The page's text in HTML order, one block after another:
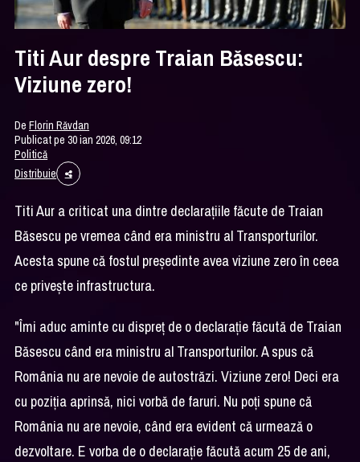
Titi Aur despre Traian Băsescu:
Viziune zero!
DeFlorin Răvdan
Publicat pe 30 ian 2026, 09:12
Politică
Distribuie
Titi Aur a criticat una dintre declaraţiile făcute de Traian
Băsescu pe vremea când era ministru al Transporturilor.
Acesta spune că fostul preşedinte avea viziune zero în ceea
ce priveşte infrastructura.
"Îmi aduc aminte cu dispreţ de o declaraţie făcută de Traian
Băsescu când era ministru al Transporturilor. A spus că
România nu are nevoie de autostrăzi. Viziune zero! Deci era
cu poziţia aprinsă, nici vorbă de faruri. Nu poţi spune că
România nu are nevoie, când era evident că urmează o
dezvoltare. E vorba de o declaraţie făcută acum 25 de ani,